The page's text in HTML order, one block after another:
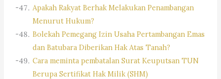
Apakah Rakyat Berhak Melakukan Penambangan
Menurut Hukum?
Bolekah Pemegang Izin Usaha Pertambangan Emas
dan Batubara Diberikan Hak Atas Tanah?
Cara meminta pembatalan Surat Keuputsan TUN
Berupa Sertifikat Hak Milik (SHM)